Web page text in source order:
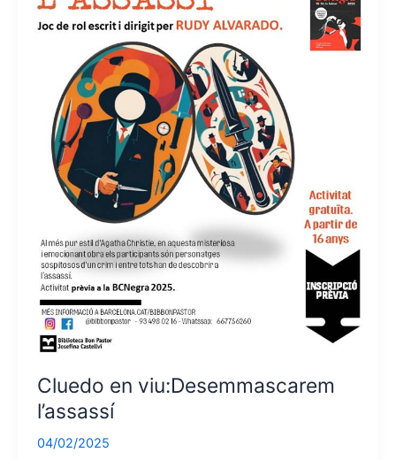
Cluedo en viu:Desemmascarem
l’assassí
04/02/2025